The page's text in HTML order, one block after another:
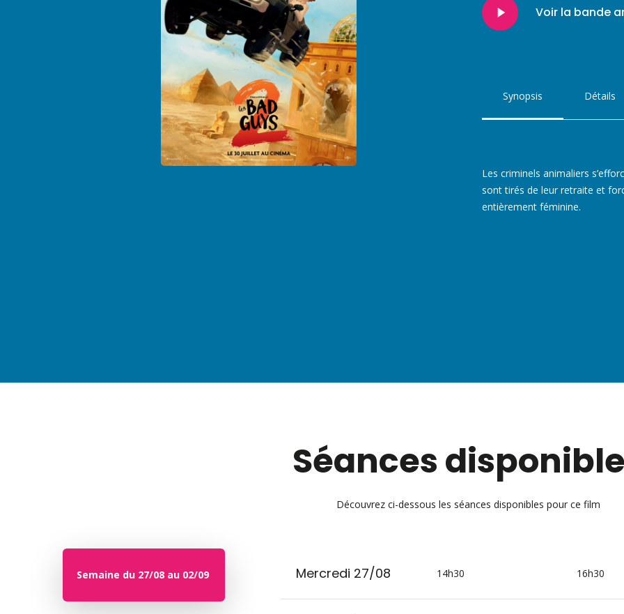
Video
Voir la bande
Synopsis Détails
Les criminels animaliers
sont tirés de leur retraite et
entièrement féminine.
Séances
Découvrez ci-dessous les séances disponibles pour ce film
Semaine du 27/08 au 02/09 Mercredi 27/08 14h30 16h30